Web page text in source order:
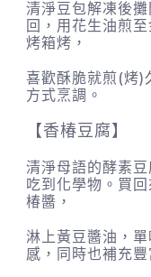
清淨豆包解凍後
回，用花生油煎
烤箱烤，
喜歡酥脆就煎(烤)
方式烹調。
【香椿豆腐】
清淨母語的酵素
吃到化學物。買
椿醬，
淋上黃豆醬油，
感，同時也補充豐